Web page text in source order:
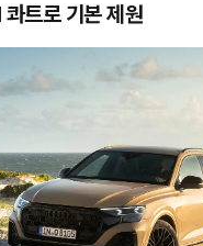
트로 기본 제원